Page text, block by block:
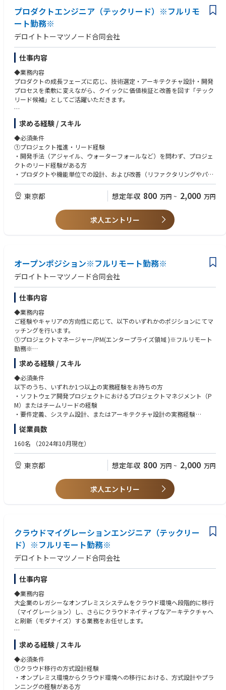
解決力を磨きつつ、プレイヤーとしての専門性とグループリーダーとして
のマネジメントスキルの双方を大きく伸ばせます。
・幅広い案件に主体的に関わることができる
契約法務や規制対応にとどまらず、M&A、事業提携、プロダクト開発支援
など、多様なテーマを自らリードするチャンスがあります。
・暗号資産の取扱審査に携われる
新規暗号資産の取扱いにあたっての審査を担うことで、暗号資産そのもの
に関する知見を深め、専門性を高める こと ができます。
■チーム構成
部長
グループリーダー
派遣社員：1名
■使用ツール
プロジェクト管理ツール：JIRA,Trello
グループウェア：Google Workspace
チームコミュニケーションツール：Slack
■関連記事
コインチェック株式会社 採用サイト
Company Deck
コインチェック会社紹介資料/Coincheck Company description
「法令遵守」と「事業推進」を両立させるチームへ 。 コインチェック法
務・コンプライアンス本部・執行役員 北田氏インタビュー
プロダクトエンジニア（テックリード）※フルリモ
ート勤務※
デロイトトーマツノード合同会社
仕事内容
◆業務内容
プロダクトの成長フェーズに応じ、技術選定・アーキテクチャ設計・開発
プロセスを柔軟に変えながら、クイックに価値検証と改善を回す「テック
リード候補」としてご活躍いただきます。
具体的な業務：
①開発実務・品質向上：
設計・開発（コーディング）に加え、コードレビュー、パフォーマンスチ
ューニング等によるプロダクト品質の担保
②チームマネジメント・育成：
タスク分解、実行計画の策定、進捗・品質管理、メンバーへの技術サポー
トや教育
チーム運営の改善、開発環境の整備による開発効率の最大化
④ビジネスサイドとの連携：
プロダクトマネージャーやビジネスサイドのメンバーとコミュニケーショ
ンを取り、適切な技術方針を策定
るクラウドサービス基盤の設計
・自動車業界クライアント向け：車両から発信される情報を集約、管理、
活用するグローバル基盤構築
・自動車業界クライアント向け：車両から発信されるデータの蓄積と再利
用のためのDB基盤構築
・電気通信事業クライアント向け：デジタルマーケティングシステムにお
けるAPIリアルタイム連携構築
・小売業クライアント向け：オンプレミスのクラウド移行
・電気ガス事業クライアント向け：生成AIアプリケーション（RAG/AIエー
ジェント）のプロトタイプ、本番開発におけるRAGチューニング・評価な
ど対応
・デジタル通貨のパイロット実験のアドバイザリー
◆取り扱うソリューション
ビジネスのスピードに合わせ、モダンな開発環境を採用しています。
開発手法： アジャイル（スクラム開発）
※クライアントや案件属性によって変更あり。
Cloud:
・AWS,Azure,Google Cloud,OCI
AI/ML:
・AWS Bedrock,SageMaker,Knowledge Base for Amazon Bedrock etc
・Azure AI Foundry,OpenAI Service,Machine Learning,AI Search, Prompt
・Google Cloud Vertex AI,Agent Engine,Vertex AI Search,Gemini Enterpris
・AWS Redshift / Athena,Glue,Kinesis Data Analytics,EMR,Kinesis + SNS/S
QS,Glue Studio etc
・Azure Synapse Analytics,Data Factory,Synapse Pipelines,HDInsight,Eve
nt Hubs,Data Factory etc
・Google Cloud BigQuery,Pub/Sub,★Dataplex,Dataflow etc
・Databricks,Snowflake
ローコード/ノーコード：
・Power Automate /Power Apps,UiPath,Blueprism,AutomationAnywher
e
・Dify,Gemini Enterprise,MS Copilot Studio
EMTech：
プログラミング言語/FW：
・Python,Java,TypeScript,Node.js
求める経験 / スキル
◆必須条件
①プロジェクト推進・リード経験
・開発手法（アジャイル、ウォーターフォールなど）を問わず、プロジェ
クトのリード経験がある方
・プロダクトや機能単位での設計、および改善（リファクタリングやパフ
ォーマンス向上など）に関与した経験
②上流工程・アーキテクチャの経験
要件定義、技術選定、アーキテクチャ設計の実務経験
③Webアプリケーションの開発経験
・Webアプリケーション開発におけるリード経験（バックエンド、フロン
トエンドのどちらか強みがある領域での経験があれば可）
・AWSなどのクラウドを用いたサーバーレスアプリケーションの開発経験
・マイクロサービス（Microservices）の実装経験
・生成AI（LLM等）を用いたシステムの開発経験
・Web3関連の知識（ブロックチェーン等）
②チーム・組織のマネジメント経験
・開発プロジェクトにおけるチームリードや、メンバーの育成・技術サポ
ート経験
③大規模・高難度なシステムの経験
・大規模システムや、高可用性（止まらないシステム）が求められる環境
での開発・運用保守の経験
東京都 想定年収 800 万円 ~ 2,000 万円
求人エントリー
オープンポジション※フルリモート勤務※
デロイトトーマツノード合同会社
仕事内容
◆業務内容
ご経験やキャリアの方向性に応じて、以下のいずれかのポジションにてマ
ッチングを行います。
①プロジェクトマネージャー/PM(エンタープライズ領域 )※フルリモート
勤務※
②プロジェクトマネージャー/PM(AI、データ基盤領域)※フルリモート勤務
※
③プロダクトエンジニア（テックリード）※フルリモート勤務※
④AI・データ基盤領域プロダクトエンジニア（テックリード）※フルリモ
ート勤務※
⑤クラウドマイグレーションエンジニア（テックリード）※フルリモート
勤務※
◆案件事例：※本求人だけではなくD.Nodeでの過去案件を一部記載させ
ていただきます※
・自動車業界クライアント向け：複数システムのデータを一元的に連携す
るクラウドサービス基盤の設計
活用するグローバル基盤構築
・自動車業界クライアント向け：車両から発信されるデータの蓄積と再利
・小売業クライアント向け：オンプレミスのクラウド移行
・電気ガス事業クライアント向け：生成AIアプリケーション（RAG/AIエー
ジェント）のプロトタイプ、本番開発におけるRAGチューニング・評価な
ど対応
・デジタル通貨のパイロット実験のアドバイザリー
◆このポジションの魅力（業務の魅力）
①「Biz（ビジネス）× Tech（技術）」を体現する、最上流からのコミッ
ト：
実装フェーズだけでなく、テクノロジーのプロとして顧客の課題ヒアリン
グや抽出段階から深くコミットできます。顧客に最も近いポジションで、
自分の技術がどうビジネスに直結するかを実感できます。
②デロイトグループの総合力を活かした「End to End」の経験：
DTCグループの他部門（戦略・業界特化コンサルタントなど）と密に連携
するため、多様な業界・業種の最上流戦略から実装までを一気通貫で経験
可能。技術一辺倒に留まらない、ビジネス視点を持った市場価値の高いエ
ンジニアへと成長できます。
③テックリードとして「技術」と「組織」を育てる面白さ：
求める経験 / スキル
◆必須条件
以下のうち、いずれか1つ以上の実務経験をお持ちの方
・ソフトウェア開発プロジェクトにおけるプロジェクトマネジメント（P
M）またはチームリードの経験
・要件定義、システム設計、またはアーキテクチャ設計の実務経験
・パブリッククラウド（AWS、Azure、Google Cloudのいずれか）を用い
たインフラの設計・構築・運用経験
・オープン系言語（Java、Python、TypeScript、PHPなど）を用いたWe
・開発手法（アジャイル開発またはウォーターフォール開発）を用いたプ
ロジェクトへの参画経験
従業員数
160名 （2024年10月現在）
東京都 想定年収 800 万円 ~ 2,000 万円
求人エントリー
クラウドマイグレーションエンジニア（テックリー
ド）※フルリモート勤務※
デロイトトーマツノード合同会社
仕事内容
◆業務内容
大企業のレガシーなオンプレミスシステムをクラウド環境へ段階的に移行
（マイグレーション）し、さらにクラウドネイティブなアーキテクチャへ
と刷新（モダナイズ）する業務をお任せします。
具体的な業務：
①現行システムの分析と移行戦略の策定（最上流）：
・レガシーシステム（オープン系、メインフレーム等）のソースコードや
現行アーキテクチャの分析・設計の紐解き
・ビジネスの継続性を担保した、段階的かつ最適なマイグレーションプラ
ン（移行計画）の策定
求める経験 / スキル
◆必須条件
①クラウド移行の方式設計経験
・オンプレミス環境からクラウド環境への移行における、方式設計やプラ
ンニングの経験がある方